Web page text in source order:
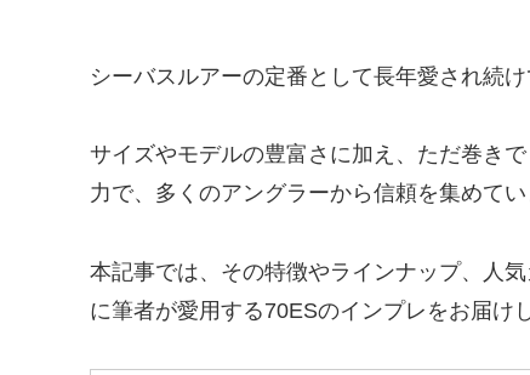
シーバスルアーの定番として長年愛され続
サイズやモデルの豊富さに加え、ただ巻き
力で、多くのアングラーから信頼を集めてい
本記事では、その特徴やラインナップ、人
に筆者が愛用する70ESのインプレをお届け